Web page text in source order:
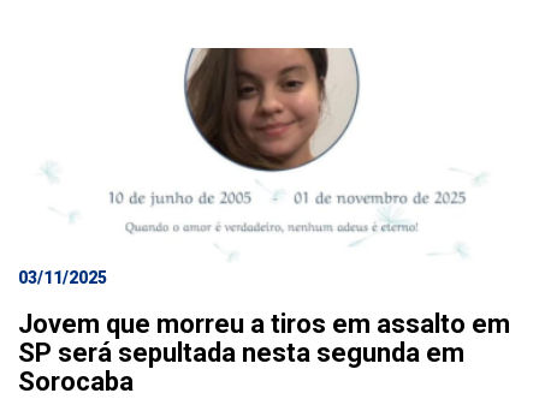
03/11/2025
Jovem que morreu a tiros em assalto em
SP será sepultada nesta segunda em
Sorocaba